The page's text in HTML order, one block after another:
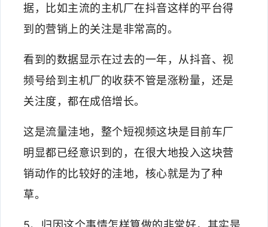
据，比如主流的主机厂在抖音这样的平台得
到的营销上的关注是非常高的。
看到的数据显示在过去的一年，从抖音、视
频号给到主机厂的收获不管是涨粉量，还是
关注度，都在成倍增长。
这是流量洼地，整个短视频这块是目前车厂
明显都已经意识到的，在很大地投入这块营
销动作的比较好的洼地，核心就是为了种
草。